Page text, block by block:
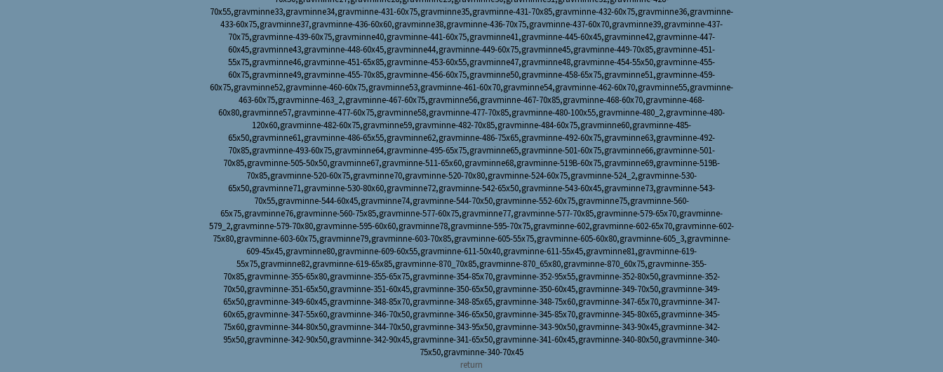
70x55,gravminne33,gravminne34,gravminne-431-60x75,gravminne35,gravminne-431-70x85,gravminne-432-60x75,gravminne36,gravminne-
433-60x75,gravminne37,gravminne-436-60x60,gravminne38,gravminne-436-70x75,gravminne-437-60x70,gravminne39,gravminne-437-
70x75,gravminne-439-60x75,gravminne40,gravminne-441-60x75,gravminne41,gravminne-445-60x45,gravminne42,gravminne-447-
60x45,gravminne43,gravminne-448-60x45,gravminne44,gravminne-449-60x75,gravminne45,gravminne-449-70x85,gravminne-451-
55x75,gravminne46,gravminne-451-65x85,gravminne-453-60x55,gravminne47,gravminne48,gravminne-454-55x50,gravminne-455-
60x75,gravminne49,gravminne-455-70x85,gravminne-456-60x75,gravminne50,gravminne-458-65x75,gravminne51,gravminne-459-
60x75,gravminne52,gravminne-460-60x75,gravminne53,gravminne-461-60x70,gravminne54,gravminne-462-60x70,gravminne55,gravminne-
463-60x75,gravminne-463_2,gravminne-467-60x75,gravminne56,gravminne-467-70x85,gravminne-468-60x70,gravminne-468-
60x80,gravminne57,gravminne-477-60x75,gravminne58,gravminne-477-70x85,gravminne-480-100x55,gravminne-480_2,gravminne-480-
120x60,gravminne-482-60x75,gravminne59,gravminne-482-70x85,gravminne-484-60x75,gravminne60,gravminne-485-
65x50,gravminne61,gravminne-486-65x55,gravminne62,gravminne-486-75x65,gravminne-492-60x75,gravminne63,gravminne-492-
70x85,gravminne-493-60x75,gravminne64,gravminne-495-65x75,gravminne65,gravminne-501-60x75,gravminne66,gravminne-501-
70x85,gravminne-505-50x50,gravminne67,gravminne-511-65x60,gravminne68,gravminne-519B-60x75,gravminne69,gravminne-519B-
70x85,gravminne-520-60x75,gravminne70,gravminne-520-70x80,gravminne-524-60x75,gravminne-524_2,gravminne-530-
65x50,gravminne71,gravminne-530-80x60,gravminne72,gravminne-542-65x50,gravminne-543-60x45,gravminne73,gravminne-543-
70x55,gravminne-544-60x45,gravminne74,gravminne-544-70x50,gravminne-552-60x75,gravminne75,gravminne-560-
65x75,gravminne76,gravminne-560-75x85,gravminne-577-60x75,gravminne77,gravminne-577-70x85,gravminne-579-65x70,gravminne-
579_2,gravminne-579-70x80,gravminne-595-60x60,gravminne78,gravminne-595-70x75,gravminne-602,gravminne-602-65x70,gravminne-602-
75x80,gravminne-603-60x75,gravminne79,gravminne-603-70x85,gravminne-605-55x75,gravminne-605-60x80,gravminne-605_3,gravminne-
609-45x45,gravminne80,gravminne-609-60x55,gravminne-611-50x40,gravminne-611-55x45,gravminne81,gravminne-619-
55x75,gravminne82,gravminne-619-65x85,gravminne-870_70x85,gravminne-870_65x80,gravminne-870_60x75,gravminne-355-
70x85,gravminne-355-65x80,gravminne-355-65x75,gravminne-354-85x70,gravminne-352-95x55,gravminne-352-80x50,gravminne-352-
70x50,gravminne-351-65x50,gravminne-351-60x45,gravminne-350-65x50,gravminne-350-60x45,gravminne-349-70x50,gravminne-349-
65x50,gravminne-349-60x45,gravminne-348-85x70,gravminne-348-85x65,gravminne-348-75x60,gravminne-347-65x70,gravminne-347-
60x65,gravminne-347-55x60,gravminne-346-70x50,gravminne-346-65x50,gravminne-345-85x70,gravminne-345-80x65,gravminne-345-
75x60,gravminne-344-80x50,gravminne-344-70x50,gravminne-343-95x50,gravminne-343-90x50,gravminne-343-90x45,gravminne-342-
95x50,gravminne-342-90x50,gravminne-342-90x45,gravminne-341-65x50,gravminne-341-60x45,gravminne-340-80x50,gravminne-340-
75x50,gravminne-340-70x45
return